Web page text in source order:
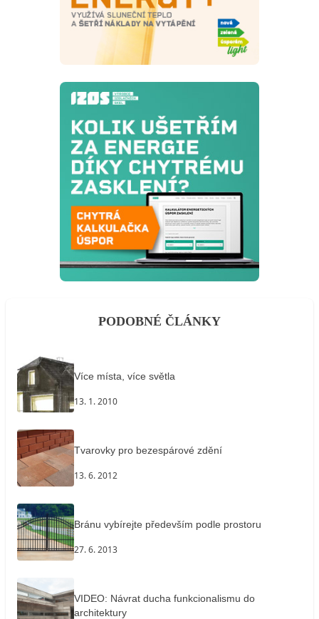
PODOBNÉ ČLÁNKY
Více místa, více světla
13. 1. 2010
Tvarovky pro bezespárové zdění
13. 6. 2012
Bránu vybírejte především podle prostoru
27. 6. 2013
VIDEO: Návrat ducha funkcionalismu do
architektury